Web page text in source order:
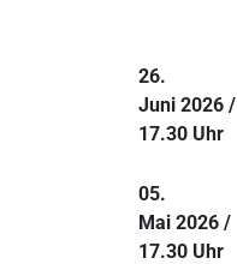
26.
Juni 2026 /
17.30 Uhr
05.
Mai 2026 /
17.30 Uhr